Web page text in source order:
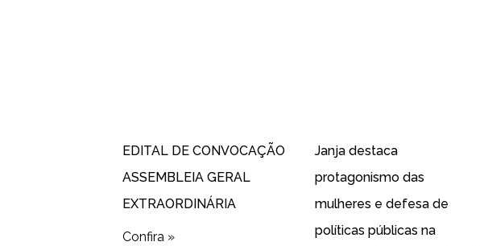
EDITAL DE CONVOCAÇÃO
ASSEMBLEIA GERAL
EXTRAORDINÁRIA
Confira »
Janja destaca
protagonismo das
mulheres e defesa de
políticas públicas na